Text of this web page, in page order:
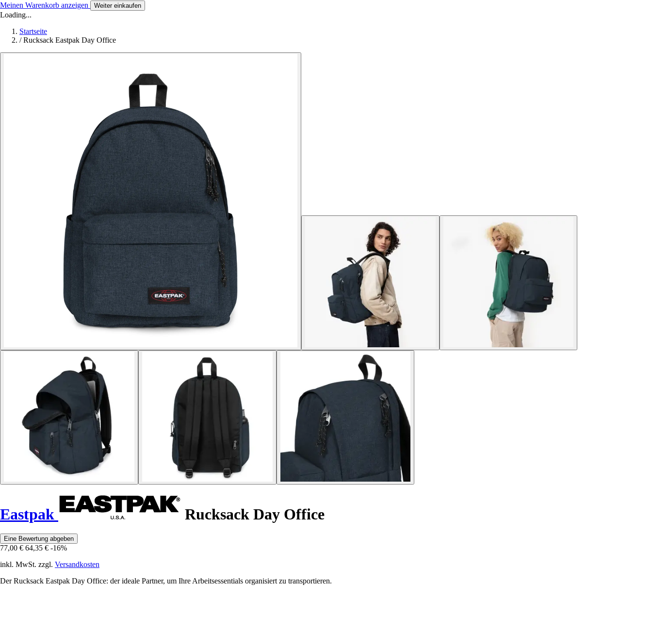
Meinen Warenkorb anzeigen Weiter einkaufen
Loading...
Startseite
/ Rucksack Eastpak Day Office
Eastpak Rucksack Day Office
Eine Bewertung abgeben
77,00 € 64,35 € -16%
inkl. MwSt. zzgl. Versandkosten
Der Rucksack Eastpak Day Office: der ideale Partner, um Ihre Arbeitsessentials organisiert zu transportieren.